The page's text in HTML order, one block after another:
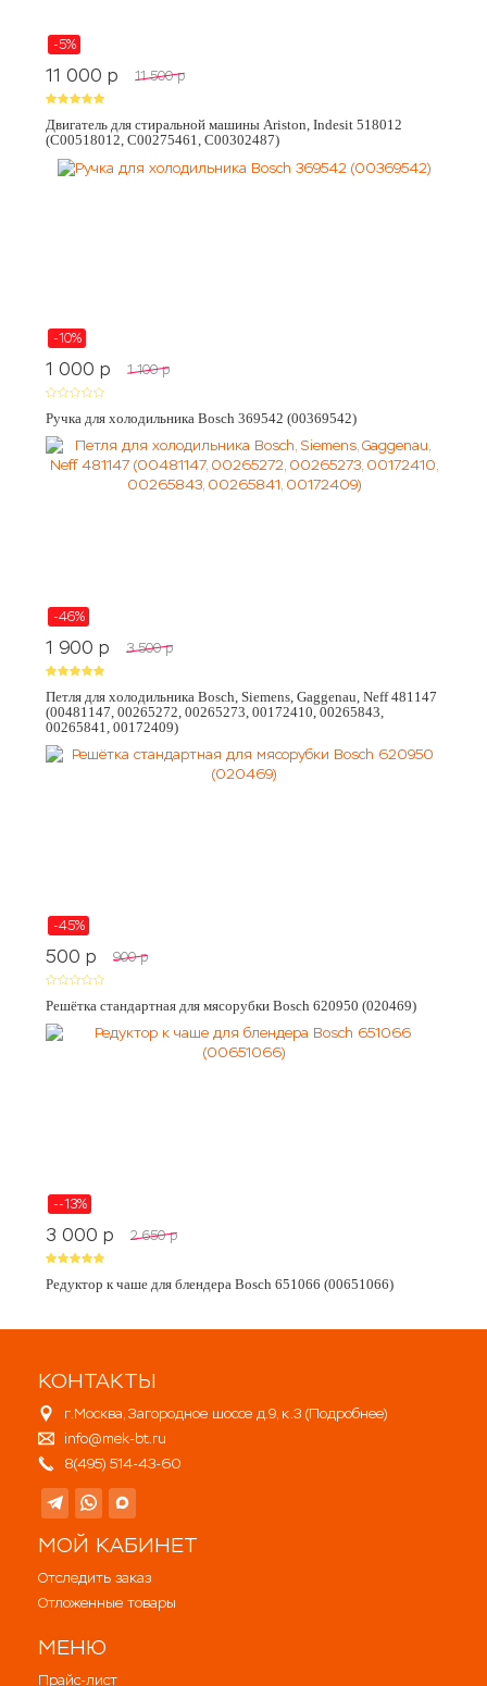
-5%
11 000 p 11 500 p
Двигатель для стиральной машины Ariston, Indesit 518012
(C00518012, C00275461, C00302487)
-10%
1 000 p 1 100 p
Ручка для холодильника Bosch 369542 (00369542)
-46%
1 900 p 3 500 p
Петля для холодильника Bosch, Siemens, Gaggenau, Neff 481147
(00481147, 00265272, 00265273, 00172410, 00265843,
00265841, 00172409)
-45%
500 p 900 p
Решётка стандартная для мясорубки Bosch 620950 (020469)
--13%
3 000 p 2 650 p
Редуктор к чаше для блендера Bosch 651066 (00651066)
КОНТАКТЫ
г.Москва, Загородное шоссе д.9, к.3 (Подробнее)
info@mek-bt.ru
8(495) 514-43-60
МОЙ КАБИНЕТ
Отследить заказ
Отложенные товары
МЕНЮ
Прайс-лист